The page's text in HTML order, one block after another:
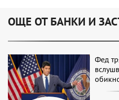
ОЩЕ ОТ БАНКИ И
Фед